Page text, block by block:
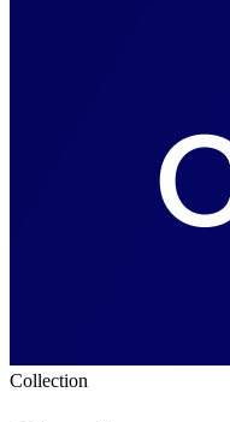
Collection